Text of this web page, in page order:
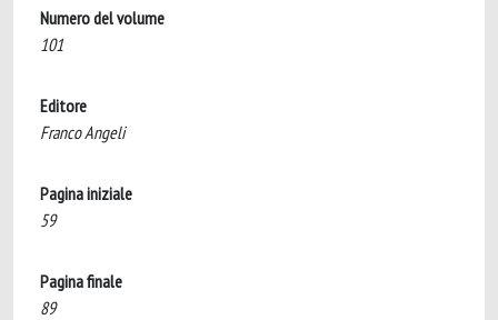
Numero del volume
101
Editore
Franco Angeli
Pagina iniziale
59
Pagina finale
89